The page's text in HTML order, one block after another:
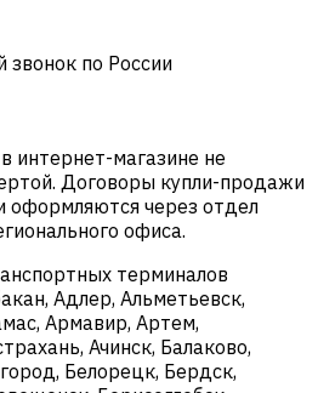
звонок по России
интернет-магазине не
Договоры купли-продажи
оформляются через отдел
офиса.
терминалов
Адлер, Альметьевск,
Армавир, Артем,
Ачинск, Балаково,
Белорецк, Бердск,